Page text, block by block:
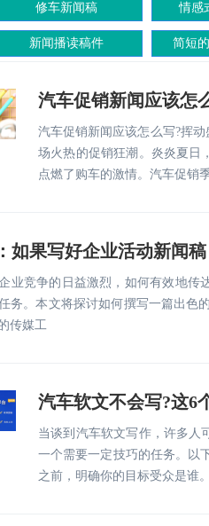
修车新闻稿 情感
新闻播读稿件 简短
汽车促销新闻应该怎
汽车促销新闻应该怎么写?挥
场火热的促销狂潮。炎炎夏日
点燃了购车的激情。汽车促销
如果写好企业活动新闻稿
业竞争的日益激烈，如何有效地传
务。本文将探讨如何撰写一篇出
传媒工
汽车软文不会写?这6
当谈到汽车软文写作，许多人
一个需要一定技巧的任务。以
之前，明确你的目标受众是谁